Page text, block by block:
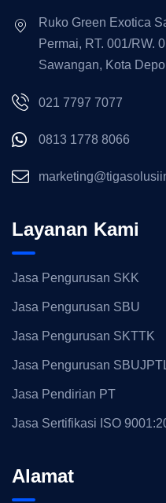
Ruko Green Exotica
Permai, RT. 001/RW.
Sawangan, Kota
021 7797 7077
0813 1778 8066
Layanan Kami
Jasa Pengurusan SKK
Jasa Pengurusan SBU
Jasa Pengurusan SKTTK
Jasa Pengurusan
Jasa Pendirian PT
Jasa Sertifikasi ISO
Alamat